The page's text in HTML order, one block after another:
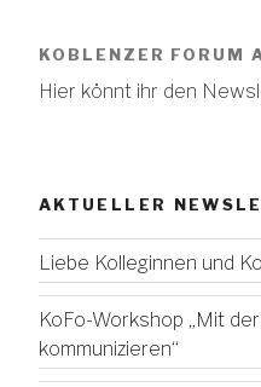
KOBLENZER FORUM
Hier könnt ihr den
AKTUELLER
Liebe Kolleginnen und
KoFo-Workshop „Mit
kommunizieren“